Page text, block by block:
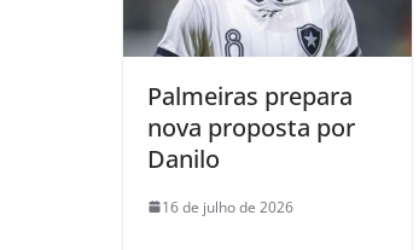
Palmeiras prepara
nova proposta por
Danilo
16 de julho de 2026